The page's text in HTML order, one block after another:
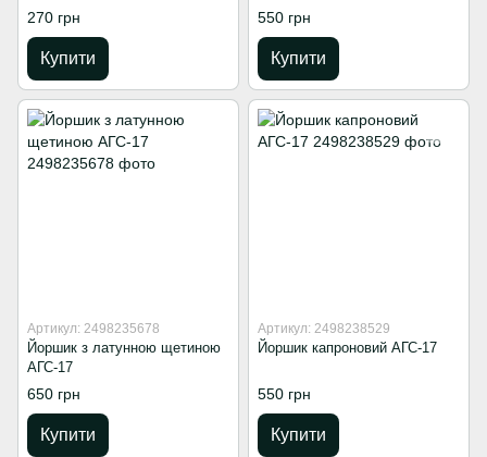
270 грн
Купити
550 грн
Купити
Артикул: 2498235678
Йоршик з латунною щетиною
АГС-17
650 грн
Купити
Артикул: 2498238529
Йоршик капроновий АГС-17
550 грн
Купити